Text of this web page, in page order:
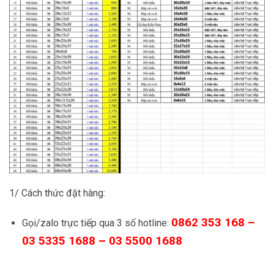
1/ Cách thức đặt hàng:
Gọi/zalo trực tiếp qua 3 số hotline: 0862 353 168 –
03 5335 1688 – 03 5500 1688